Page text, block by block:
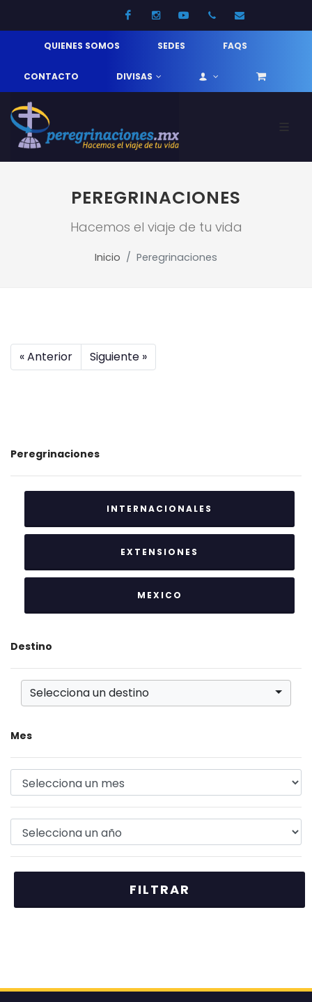
FacebookInstagramYoutube52 33 31210744
QUIENES SOMOS SEDES FAQS
CONTACTO DIVISAS
PEREGRINACIONES
Hacemos el viaje de tu vida
Inicio Peregrinaciones
« Anterior Siguiente »
Peregrinaciones
INTERNACIONALES
EXTENSIONES
MEXICO
Destino
Selecciona un destino
Mes